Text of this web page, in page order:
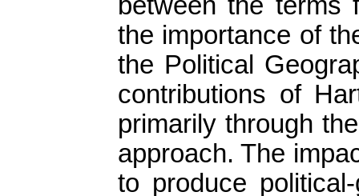
the importance of
the Political
contributions of
primarily through
approach. The
to produce